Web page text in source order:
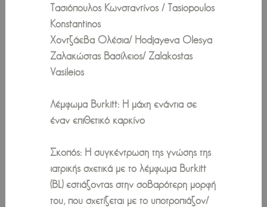
Τασιόπουλος Κωνσταντίνος / Tasiopoulos
Konstantinos
Χοντζάεβα Ολέσια/ Hodjayeva Olesya
Ζαλακώστας Βασίλειος/ Zalakostas
Vasileios
Λέμφωμα Burkitt: Η μάχη ενάντια σε
έναν επιθετικό καρκίνο
Σκοπός: Η συγκέντρωση της γνώσης της
ιατρικής σχετικά με το λέμφωμα Burkitt
(BL) εστιάζοντας στην σοβαρότερη μορφή
του, που σχετίζεται με το υποτροπιάζον/